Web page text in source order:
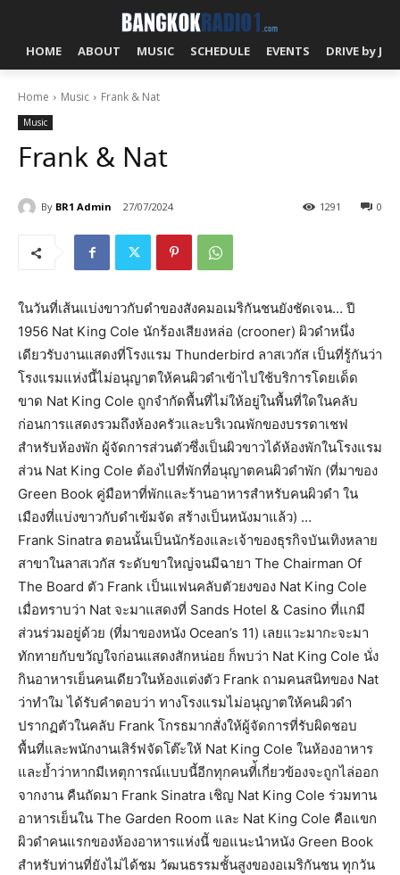
HOME ABOUT MUSIC SCHEDULE EVENTS DRIVE by
Home Music Frank & Nat
Music
Frank & Nat
By BR1 Admin 27/07/2024 0
1291
ในวันที่เส้นแบ่งขาวกับดำของสังคมอเมริกันชนยังชัดเจน… ปี
1956 Nat King Cole นักร้องเสียงหล่อ (crooner) ผิวดำหนึ่ง
เดียวรับงานแสดงที่โรงแรม Thunderbird ลาสเวกัส เป็นที่รู้กันว่า
โรงแรมแห่งนี้ไม่อนุญาตให้คนผิวดำเข้าไปใช้บริการโดยเด็ด
ขาด Nat King Cole ถูกจำกัดพื้นที่ไม่ให้อยู่ในพื้นที่ใดในคลับ
ก่อนการแสดงรวมถึงห้องครัวและบริเวณพักของบรรดาเชฟ
สำหรับห้องพัก ผู้จัดการส่วนตัวซึ่งเป็นผิวขาวได้ห้องพักในโรงแรม
ส่วน Nat King Cole ต้องไปที่พักที่อนุญาตคนผิวดำพัก (ที่มาของ
Green Book คู่มือหาที่พักและร้านอาหารสำหรับคนผิวดำ ใน
เมืองที่แบ่งขาวกับดำเข้มจัด สร้างเป็นหนังมาแล้ว) …
Frank Sinatra ตอนนั้นเป็นนักร้องและเจ้าของธุรกิจบันเทิงหลาย
สาขาในลาสเวกัส ระดับขาใหญ่จนมีฉายา The Chairman Of
The Board ตัว Frank เป็นแฟนคลับตัวยงของ Nat King Cole
เมื่อทราบว่า Nat จะมาแสดงที่ Sands Hotel & Casino ที่แกมี
ส่วนร่วมอยู่ด้วย (ที่มาของหนัง Ocean’s 11) เลยแวะมากะจะมา
ทักทายกับขวัญใจก่อนแสดงสักหน่อย ก็พบว่า Nat King Cole นั่ง
กินอาหารเย็นคนเดียวในห้องแต่งตัว Frank ถามคนสนิทของ Nat
ว่าทำใม ได้รับคำตอบว่า ทางโรงแรมไม่อนุญาตให้คนผิวดำ
ปรากฏตัวในคลับ Frank โกรธมากสั่งให้ผู้จัดการที่รับผิดชอบ
พื้นที่และพนักงานเสิร์ฟจัดโต๊ะให้ Nat King Cole ในห้องอาหาร
และย้ำว่าหากมีเหตุการณ์แบบนี้อีกทุกคนที่้เกี่ยวข้องจะถูกไล่ออก
จากงาน คืนถัดมา Frank Sinatra เชิญ Nat King Cole ร่วมทาน
อาหารเย็นใน The Garden Room และ Nat King Cole คือแขก
ผิวดำคนแรกของห้องอาหารแห่งนีั ขอแนะนำหนัง Green Book
สำหรับท่านที่ยังไม่ได้ชม วัฒนธรรมชั้นสูงของอเมริกันชน ทุกวัน